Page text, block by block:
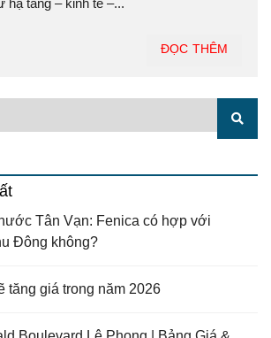
hạ tầng – kinh tế –...
ĐỌC THÊM
Tân Vạn: Fenica có hợp với
Đông không?
tăng giá trong năm 2026